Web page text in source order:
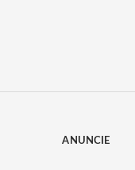
ANUNCIE